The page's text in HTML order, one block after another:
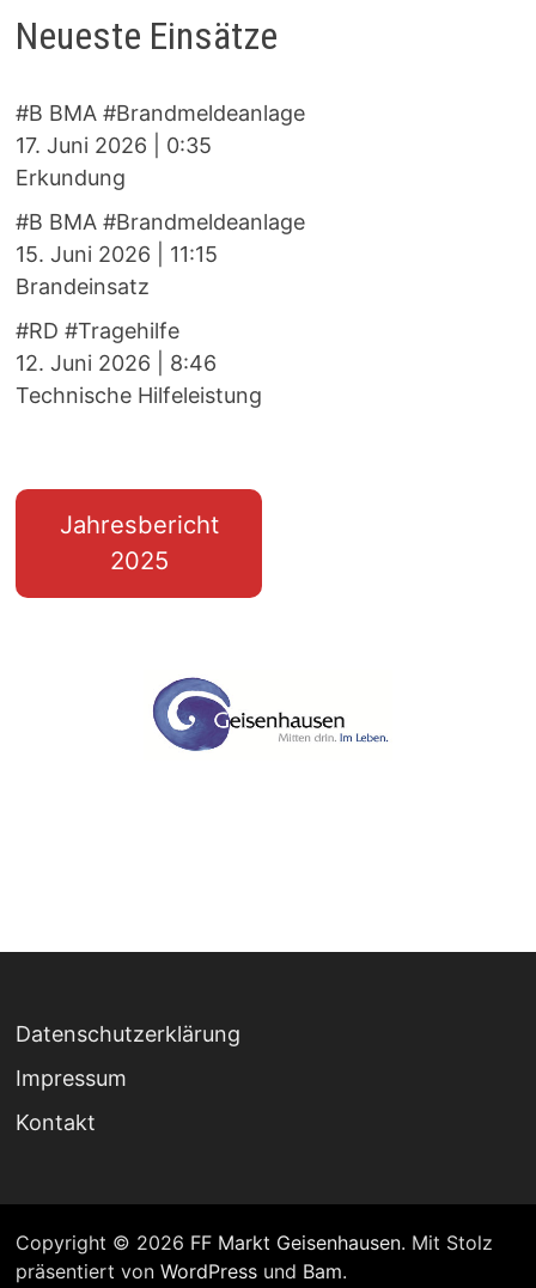
Neueste Einsätze
#B BMA #Brandmeldeanlage
17. Juni 2026
0:35
Erkundung
#B BMA #Brandmeldeanlage
15. Juni 2026
11:15
Brandeinsatz
#RD #Tragehilfe
12. Juni 2026
8:46
Technische Hilfeleistung
Jahresbericht
2025
Datenschutzerklärung
Impressum
Kontakt
Copyright © 2026 FF Markt Geisenhausen. Mit Stolz
präsentiert von WordPressund Bam.